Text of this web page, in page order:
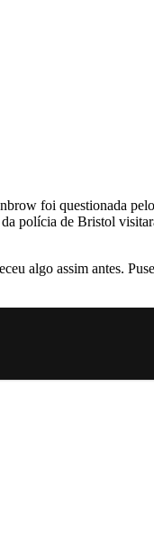
foi questionada
polícia de Bristol
algo assim antes.